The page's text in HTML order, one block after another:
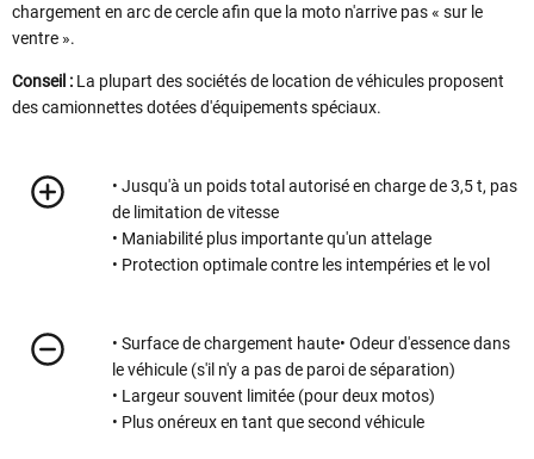
chargement en arc de cercle afin que la moto n'arrive pas « sur le
ventre ».
Conseil : La plupart des sociétés de location de véhicules proposent
des camionnettes dotées d'équipements spéciaux.
• Jusqu'à un poids total autorisé en charge de 3,5 t, pas
de limitation de vitesse
• Maniabilité plus importante qu'un attelage
• Protection optimale contre les intempéries et le vol
• Surface de chargement haute• Odeur d'essence dans
le véhicule (s'il n'y a pas de paroi de séparation)
• Largeur souvent limitée (pour deux motos)
• Plus onéreux en tant que second véhicule